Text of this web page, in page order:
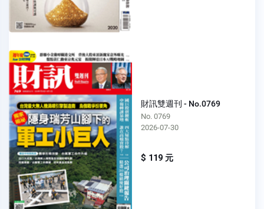
財訊雙週刊 - No.0769
No. 0769
2026-07-30
$ 119 元